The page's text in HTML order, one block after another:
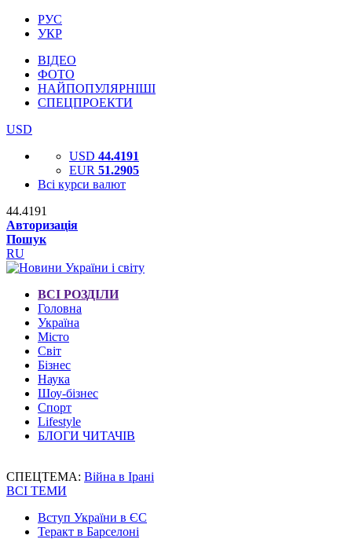
РУС
УКР
ВІДЕО
ФОТО
НАЙПОПУЛЯРНІШІ
СПЕЦПРОЕКТИ
USD
USD 44.4191
EUR 51.2905
Всі курси валют
44.4191
Авторизація
Пошук
RU
ВСІ РОЗДІЛИ
Головна
Україна
Місто
Світ
Бізнес
Наука
Шоу-бізнес
Спорт
Lifestyle
БЛОГИ ЧИТАЧІВ
СПЕЦТЕМА: Війна в Ірані
ВСІ ТЕМИ
Вступ України в ЄС
Теракт в Барселоні